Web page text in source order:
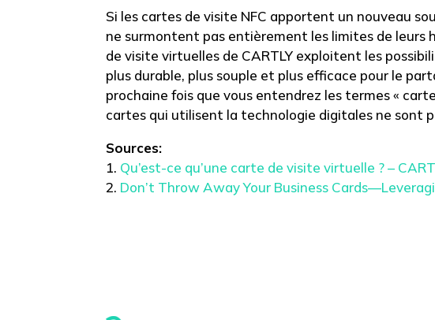
Si les cartes de visite NFC apportent un nouveau
ne surmontent pas entièrement les limites de leurs
de visite virtuelles de CARTLY exploitent les
plus durable, plus souple et plus efficace pour le
prochaine fois que vous entendrez les termes «
cartes qui utilisent la technologie digitales ne sont
Sources:
Qu’est-ce qu’une carte de visite virtuelle ? –
Don’t Throw Away Your Business